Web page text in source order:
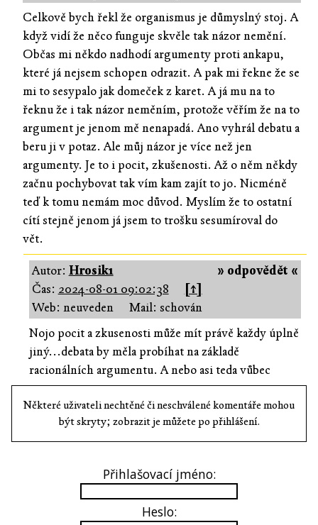
Celkově bych řekl že organismus je důmyslný stoj. A
když vidí že něco funguje skvěle tak názor nemění.
Občas mi někdo nadhodí argumenty proti ankapu,
které já nejsem schopen odrazit. A pak mi řekne že se
mi to sesypalo jak domeček z karet. A já mu na to
řeknu že i tak názor neměním, protože věřím že na to
argument je jenom mě nenapadá. Ano vyhrál debatu a
beru ji v potaz. Ale můj názor je více než jen
argumenty. Je to i pocit, zkušenosti. Až o něm někdy
začnu pochybovat tak vím kam zajít to jo. Nicméně
teď k tomu nemám moc důvod. Myslím že to ostatní
cítí stejně jenom já jsem to trošku sesumíroval do
vět.
» odpovědět «
Autor: Hrosik1
Čas: 2024-08-01 09:02:38
[↑]
Web: neuveden
Mail: schován
Nojo pocit a zkusenosti může mít právě každy úplně
jiný...debata by měla probíhat na základě
racionálních argumentu. A nebo asi teda vůbec
Některé uživateli nechtěné či neschválené komentáře mohou
být skryty; zobrazit je můžete po přihlášení.
Přihlašovací jméno:
Heslo: